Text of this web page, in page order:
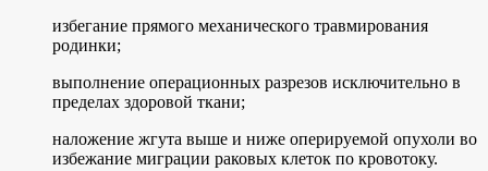
избегание прямого механического травмирования
родинки;
выполнение операционных разрезов исключительно в
пределах здоровой ткани;
наложение жгута выше и ниже оперируемой опухоли во
избежание миграции раковых клеток по кровотоку.